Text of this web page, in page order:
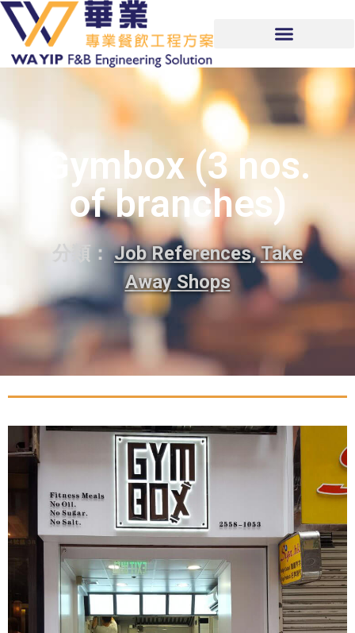
Gymbox (3 nos.
of branches)
分類： Job References,Take
Away Shops